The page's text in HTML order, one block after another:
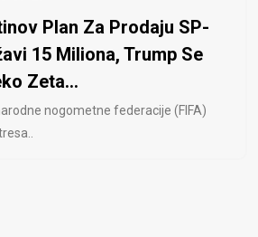
Plan Za Prodaju SP-
15 Miliona, Trump Se
Zeta...
nogometne federacije (FIFA)